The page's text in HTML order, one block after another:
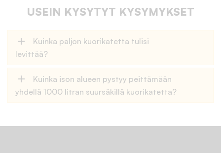
USEIN KYSYTYT KYSYMYKSET
add
Kuinka paljon kuorikatetta tulisi
levittää?
add
Kuinka ison alueen pystyy peittämään
yhdellä 1000 litran suursäkillä kuorikatetta?